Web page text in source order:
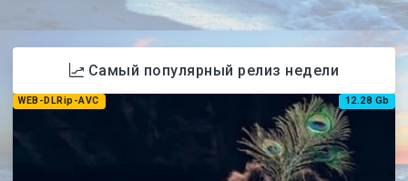
Самый популярный релиз недели
WEB-DLRip-AVC 12.28 Gb